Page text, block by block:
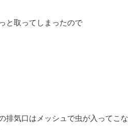
と取ってしまったので
排気口はメッシュで虫が入ってこな